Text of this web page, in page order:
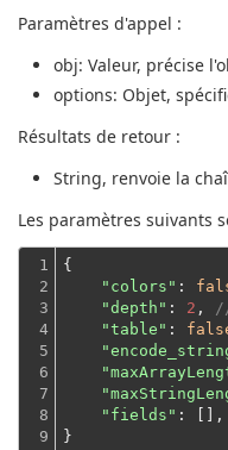
Paramètres d'appel :
obj: Valeur, précise
options: Objet,
Résultats de retour :
String, renvoie la
Les paramètres suivants
1
2
3
4
5
6
7
8
9
{
"colors" :
"depth" : 2 ,
"table" :
"fields" : [],
}